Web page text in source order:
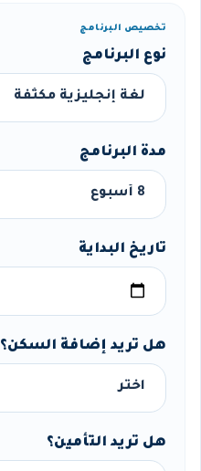
تخصيص البرنامج
نوع البرنامج
مدة البرنامج
تاريخ البداية
هل تريد إضافة السكن؟
هل تريد التأمين؟